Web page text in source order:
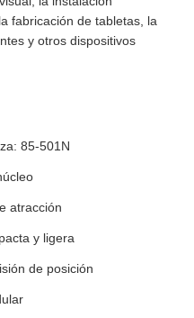
fabricación de tabletas, la
y otros dispositivos
85-501N
atracción
y ligera
de posición